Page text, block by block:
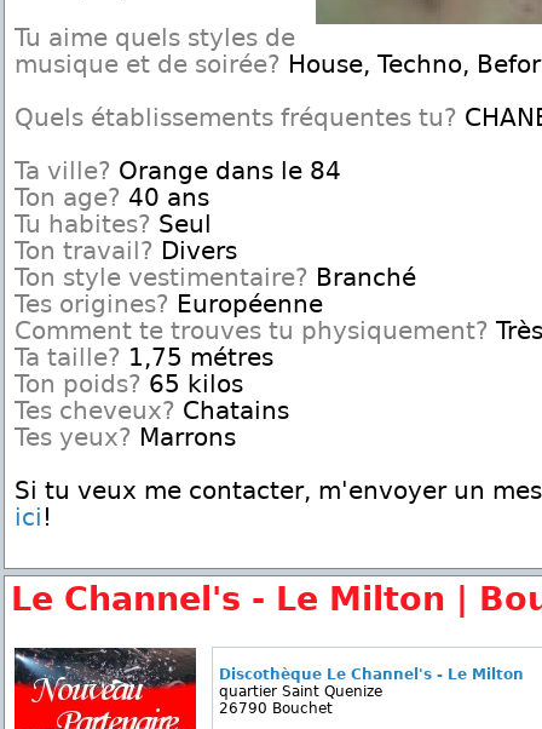
Tu aime quels styles de
musique et de soirée? House, Techno,
Quels établissements fréquentes tu?
Ta ville? Orange dans le 84
Ton age? 40 ans
Tu habites? Seul
Ton travail? Divers
Ton style vestimentaire? Branché
Tes origines? Européenne
Comment te trouves tu physiquement?
Ta taille? 1,75 métres
Ton poids? 65 kilos
Tes cheveux? Chatains
Tes yeux? Marrons
Si tu veux me contacter, m'envoyer un
ici !
Le Channel's - Le Milton |
Discothèque Le Channel's - Le Milton
quartier Saint Quenize
26790 Bouchet